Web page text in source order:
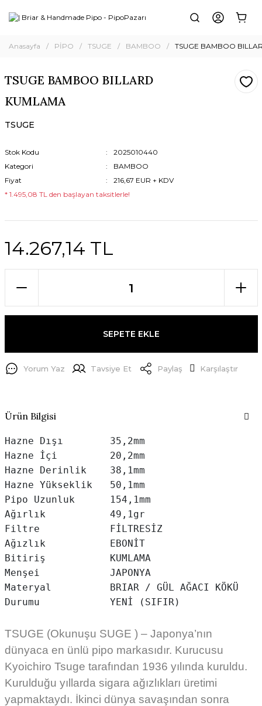
Anasayfa PİPO TSUGE BAMBOO TSUGE BAMBOO
TSUGE BAMBOO BILLARD
KUMLAMA
TSUGE
Stok Kodu
2025010440
Kategori
BAMBOO
Fiyat
216,67 EUR + KDV
* 1.495,08 TL den başlayan taksitlerle!
14.267,14 TL
SEPETE EKLE
Yorum Yaz Tavsiye Et Paylaş Karşılaştır
Ürün Bilgisi
Hazne Dışı        35,2mm
Hazne İçi         20,2mm
Hazne Derinlik    38,1mm
Hazne Yükseklik   50,1mm
Pipo Uzunluk      154,1mm
Ağırlık           49,1gr
Filtre            FİLTRESİZ
Ağızlık           EBONİT
Bitiriş           KUMLAMA
Menşei            JAPONYA
Materyal          BRIAR / GÜL AĞACI KÖKÜ
Durumu            YENİ (SIFIR)
TSUGE (Okunuşu SUGE ) – Japonya’nın
dünyaca en ünlü pipo markasıdır. Kurucusu
Kyoichiro Tsuge tarafından 1936 yılında kuruldu.
Kurulduğu yıllarda sigara ağızlıkları üretimi
yapmaktaydı. İkinci dünya savaşından sonra